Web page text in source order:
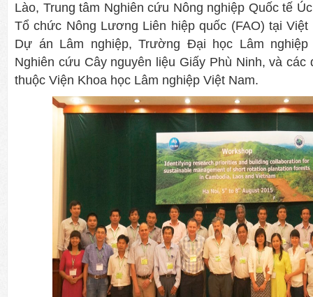
Lào, Trung tâm Nghiên cứu Nông nghiệp Quốc tế
Tổ chức Nông Lương Liên hiệp quốc (FAO) tại
Dự án Lâm nghiệp, Trường Đại học Lâm nghiệp
Nghiên cứu Cây nguyên liệu Giấy Phù Ninh, và
thuộc Viện Khoa học Lâm nghiệp Việt Nam.